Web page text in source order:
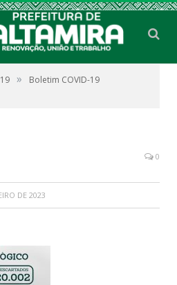
»
Boletim COVID-19
0
DE 2023